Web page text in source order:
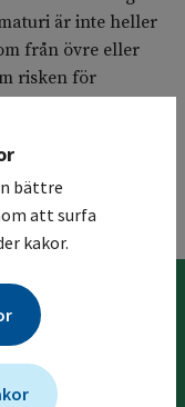
är inte heller
från övre eller
risken för
toppen
bättre
att surfa
kakor.